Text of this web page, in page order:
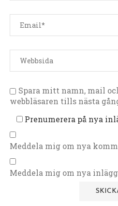
Spara mitt namn, mail
webbläsaren tills nästa
Prenumerera på nya
Meddela mig om nya
Meddela mig om nya